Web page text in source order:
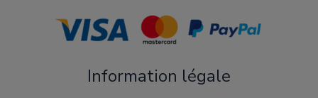
Information légale